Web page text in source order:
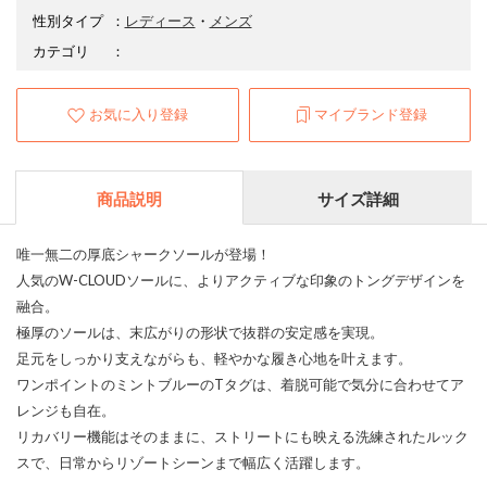
性別タイプ
： レディース ・ メンズ
カテゴリ
：
お気に入り登録 マイブランド登録
商品説明 サイズ詳細
唯一無二の厚底シャークソールが登場！
人気のW-CLOUDソールに、よりアクティブな印象のトングデザインを
融合。
極厚のソールは、末広がりの形状で抜群の安定感を実現。
足元をしっかり支えながらも、軽やかな履き心地を叶えます。
ワンポイントのミントブルーのTタグは、着脱可能で気分に合わせてア
レンジも自在。
リカバリー機能はそのままに、ストリートにも映える洗練されたルック
スで、日常からリゾートシーンまで幅広く活躍します。